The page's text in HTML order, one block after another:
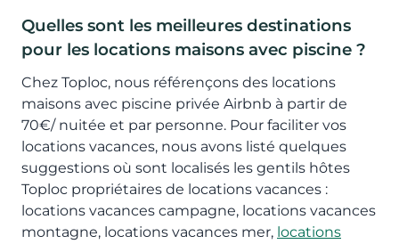
Quelles sont les meilleures destinations
pour les locations maisons avec piscine ?
Chez Toploc, nous référençons des locations
maisons avec piscine privée Airbnb à partir de
70€/ nuitée et par personne. Pour faciliter vos
locations vacances, nous avons listé quelques
suggestions où sont localisés les gentils hôtes
Toploc propriétaires de locations vacances :
locations vacances campagne, locations vacances
montagne, locations vacances mer, locations